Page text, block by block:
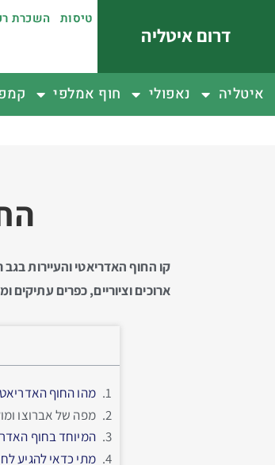
דרום איטליה
טיסות השכרת
איטליה נאפולי חוף אמלפי
קו החוף האדריאטי והעיירות
ארוכים וציוריים, כפרים
מהו החוף
מפה של אברוצו
המיוחד בחוף
מתי כדאי להגיע